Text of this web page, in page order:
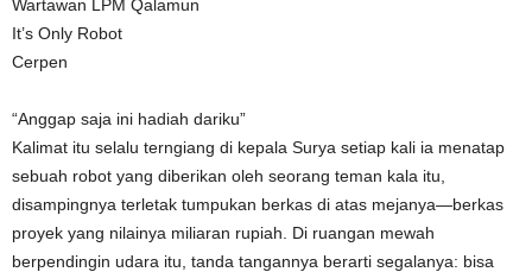
Wartawan LPM Qalamun
It’s Only Robot
Cerpen
“Anggap saja ini hadiah dariku”
Kalimat itu selalu terngiang di kepala Surya setiap kali ia menatap
sebuah robot yang diberikan oleh seorang teman kala itu,
disampingnya terletak tumpukan berkas di atas mejanya—berkas
proyek yang nilainya miliaran rupiah. Di ruangan mewah
berpendingin udara itu, tanda tangannya berarti segalanya: bisa